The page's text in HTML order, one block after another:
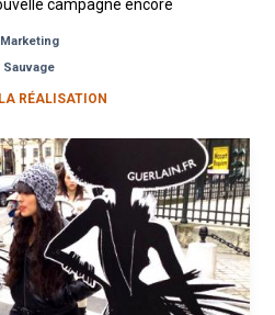
campagne encore
Marketing
Sauvage
RÉALISATION